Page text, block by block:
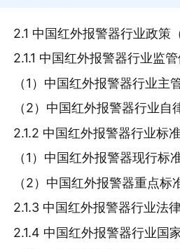
2.1 中国红外报警器行业政策
2.1.1 中国红外报警器行业监
（1）中国红外报警器行业主
（2）中国红外报警器行业自
2.1.2 中国红外报警器行业标
（1）中国红外报警器现行标
（2）中国红外报警器重点标
2.1.3 中国红外报警器行业法
2.1.4 中国红外报警器行业国